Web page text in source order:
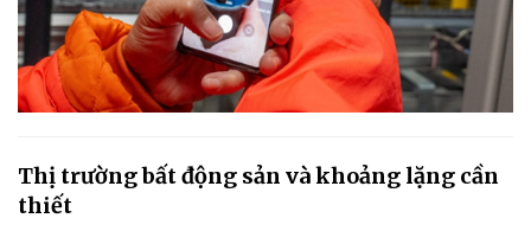
Thị trường bất động sản và khoảng lặng cần
thiết